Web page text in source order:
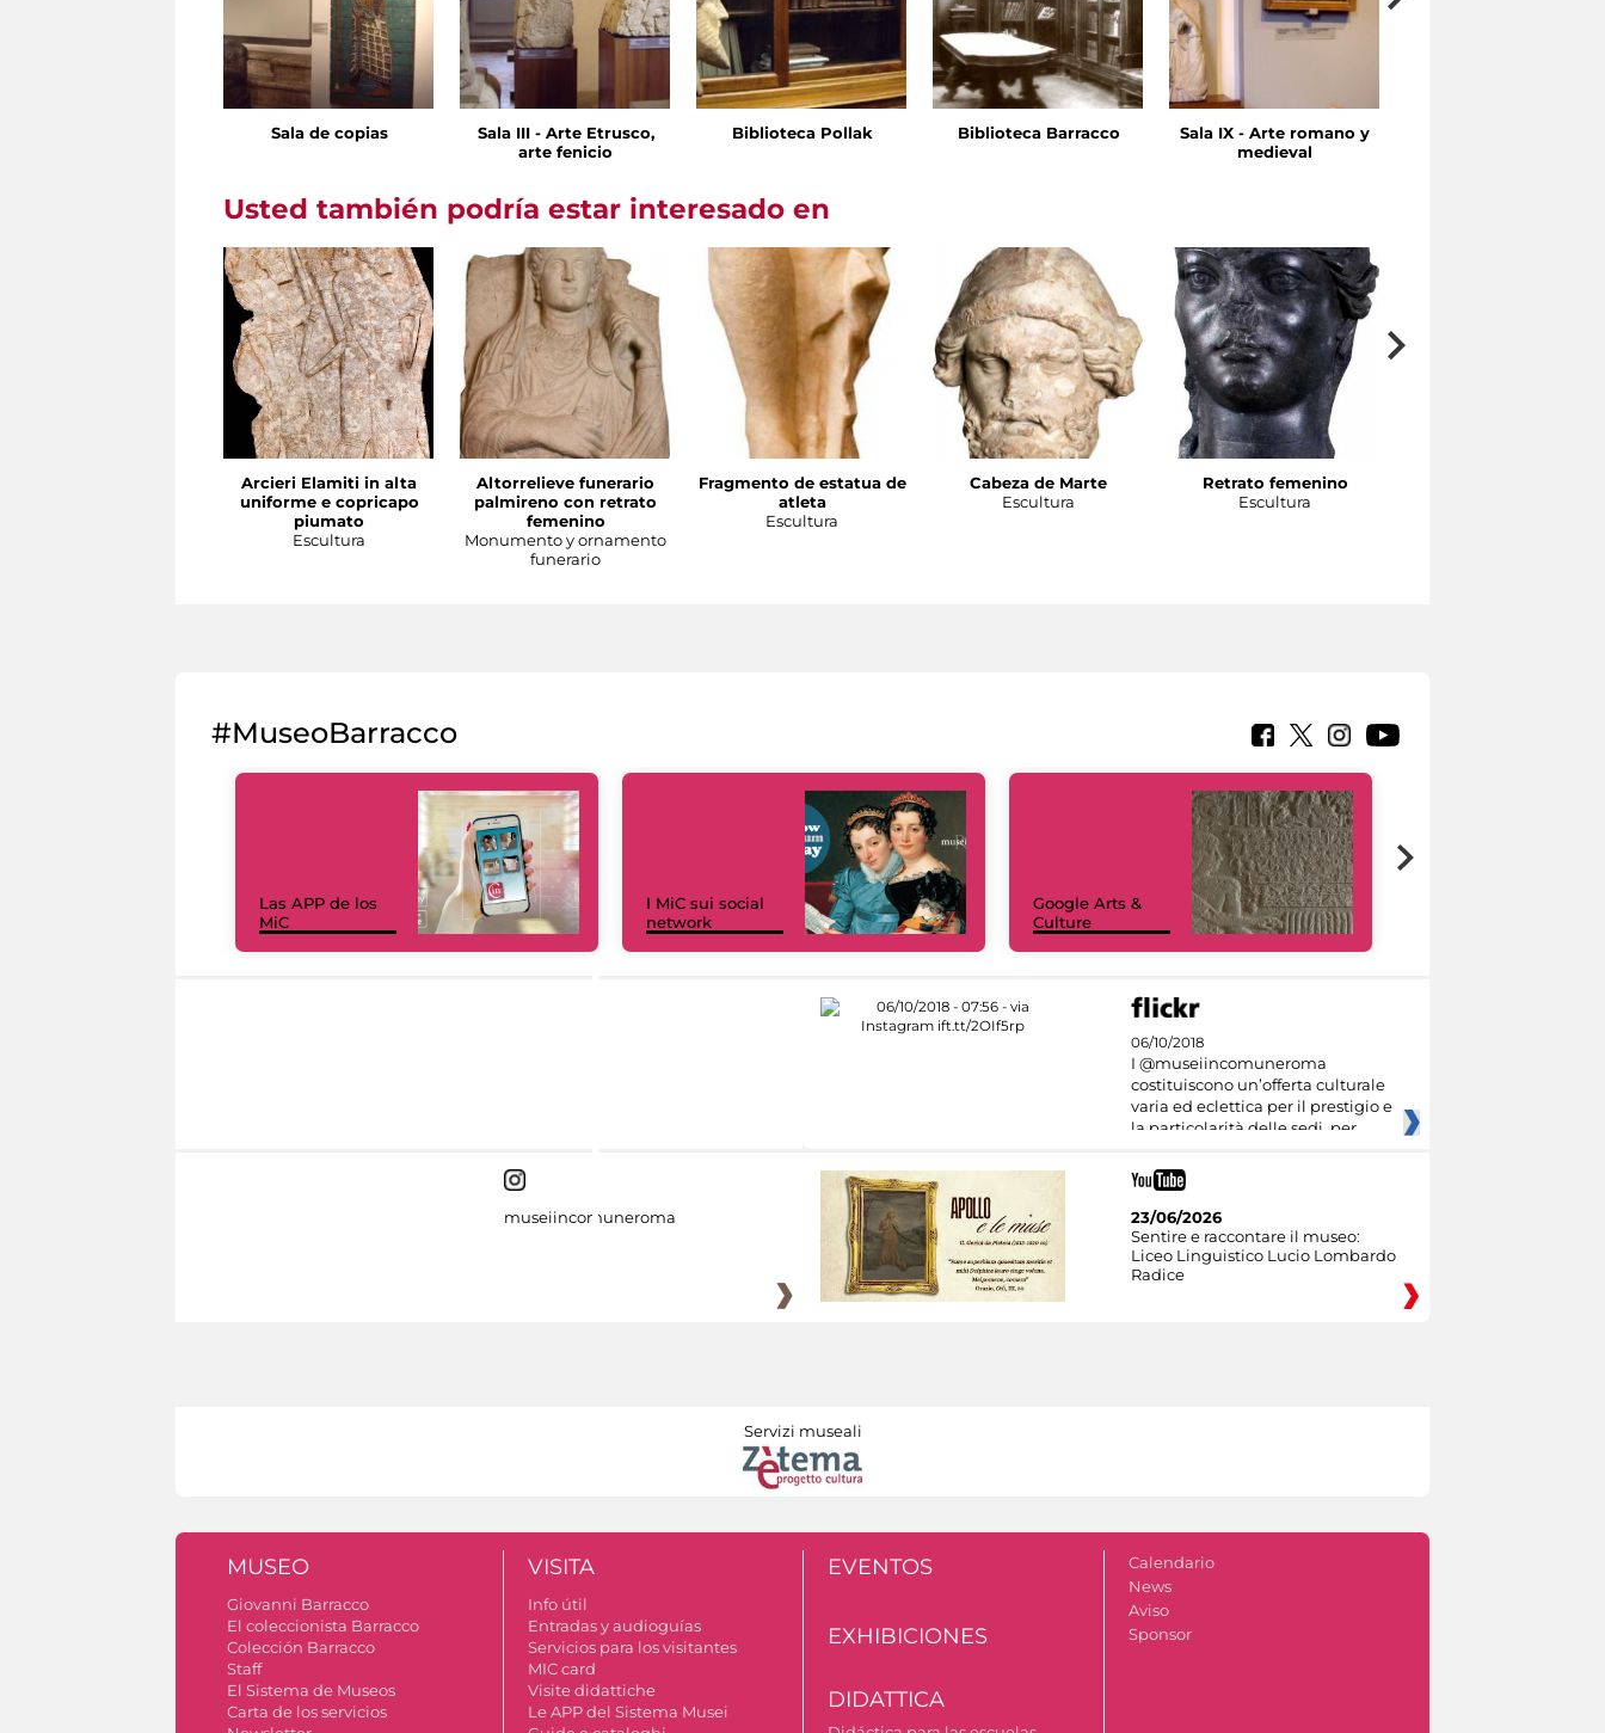
Sala de copias
Sala III - Arte Etrusco,
arte fenicio
Biblioteca Pollak Biblioteca Barracco
Sala IX - Arte romano y
medieval
Usted también podría estar interesado en
Arcieri Elamiti in alta
uniforme e copricapo
piumato
Escultura
Altorrelieve funerario
palmireno con retrato
femenino
Monumento y ornamento
funerario
Fragmento de estatua de
atleta
Escultura
Cabeza de Marte
Escultura
Retrato femenino
Escultura
#MuseoBarracco
Las APP de los
MiC
I MiC sui social
network
Google Arts &
Culture
06/10/2018
I @museiincomuneroma
costituiscono un’offerta culturale
varia ed eclettica per il prestigio e
la particolarità delle sedi, per
museiincomuneroma
23/06/2026
Sentire e raccontare il museo:
Liceo Linguistico Lucio Lombardo
Radice
Servizi museali
MUSEO
Giovanni Barracco
El coleccionista Barracco
Colección Barracco
Staff
El Sistema de Museos
Carta de los servicios
VISITA
Info útil
Entradas y audioguías
Servicios para los visitantes
MIC card
Visite didattiche
Le APP del Sistema Musei
EVENTOS
EXHIBICIONES
DIDATTICA
Calendario
News
Aviso
Sponsor